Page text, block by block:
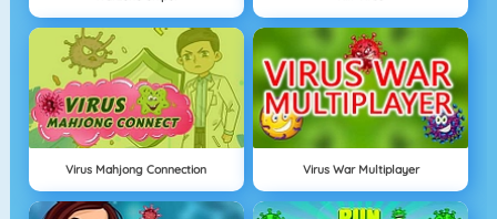
Virus Mahjong Connection Virus War Multiplayer